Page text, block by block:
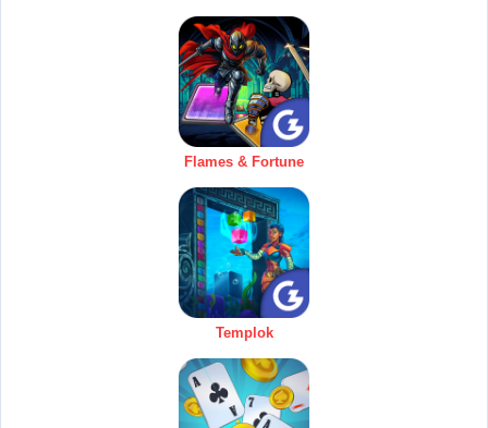
Flames & Fortune
Templok